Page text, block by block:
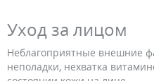
Уход за лицом
Неблагоприятные внешние
неполадки, нехватка